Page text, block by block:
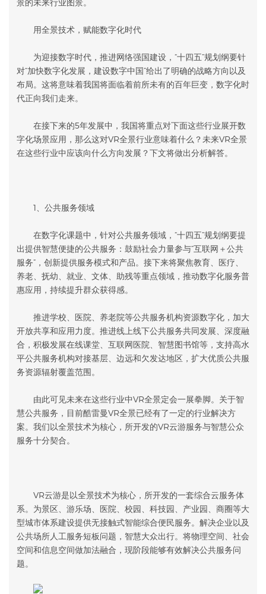
用全景技术，赋能数字化时代
为迎接数字时代，推进网络强国建设，“十四五”规划纲要针
对“加快数字化发展，建设数字中国”给出了明确的战略方向以及
布局。这将意味着我国将面临着前所未有的百年巨变，数字化时
代正向我们走来。
在接下来的5年发展中，我国将重点对下面这些行业展开数
字化场景应用，那么这对VR全景行业意味着什么？未来VR全景
在这些行业中应该向什么方向发展？下文将做出分析解答。
1、公共服务领域
在数字化课题中，针对公共服务领域，“十四五”规划纲要提
出提供智慧便捷的公共服务：鼓励社会力量参与“互联网＋公共
服务”，创新提供服务模式和产品。接下来将聚焦教育、医疗、
养老、抚幼、就业、文体、助残等重点领域，推动数字化服务普
惠应用，持续提升群众获得感。
推进学校、医院、养老院等公共服务机构资源数字化，加大
开放共享和应用力度。推进线上线下公共服务共同发展、深度融
合，积极发展在线课堂、互联网医院、智慧图书馆等，支持高水
平公共服务机构对接基层、边远和欠发达地区，扩大优质公共服
务资源辐射覆盖范围。
由此可见未来在这些行业中VR全景定会一展拳脚。关于智
慧公共服务，目前酷雷曼VR全景已经有了一定的行业解决方
案。我们以全景技术为核心，所开发的VR云游服务与智慧公众
服务十分契合。
VR云游是以全景技术为核心，所开发的一套综合云服务体
系。为景区、游乐场、医院、校园、科技园、产业园、商圈等大
型城市体系建设提供无接触式智能综合便民服务。解决企业以及
公共场所人工服务短板问题，智慧大众出行。将物理空间、社会
空间和信息空间做加法融合，现阶段能够有效解决公共服务问
题。